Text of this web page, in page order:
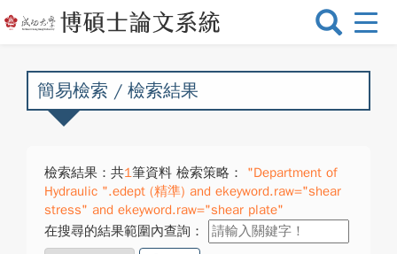
選
換
簡易檢索 / 檢索結果
檢索結果：共1筆資料 檢索策略：
"Department of
Hydraulic ".edept (精準) and ekeyword.raw="shear
stress" and ekeyword.raw="shear plate"
在搜尋的結果範圍內查詢：